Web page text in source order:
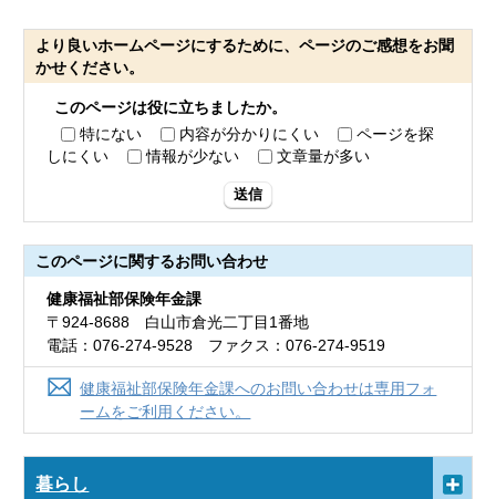
より良いホームページにするために、ページのご感想をお聞
かせください。
このページは役に立ちましたか。
特にない
内容が分かりにくい
ページを探
しにくい
情報が少ない 文章量が多い
送信
このページに関するお問い合わせ
健康福祉部保険年金課
〒924-8688 白山市倉光二丁目1番地
電話：076-274-9528 ファクス：076-274-9519
健康福祉部保険年金課へのお問い合わせは専用フォ
ームをご利用ください。
暮らし